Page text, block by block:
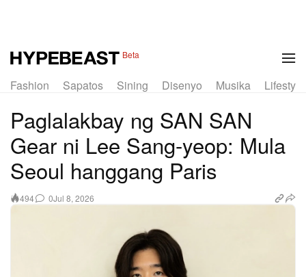
Beta
Fashion Sapatos Sining Disenyo Musika Lifestyle
Paglalakbay ng SAN SAN
Gear ni Lee Sang-yeop: Mula
Seoul hanggang Paris
494 0Jul 8, 2026